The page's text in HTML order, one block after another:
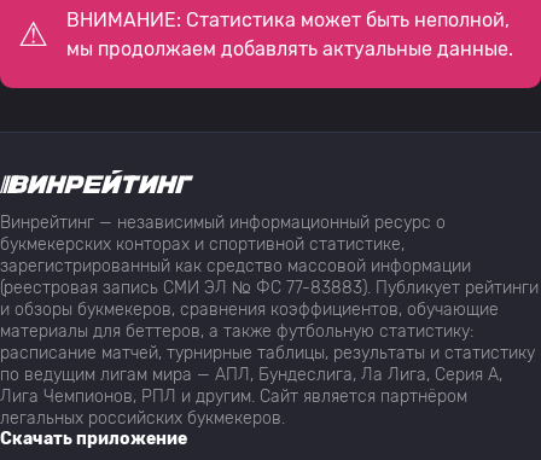
ВНИМАНИЕ: Статистика может быть неполной,
мы продолжаем добавлять актуальные данные.
Винрейтинг — независимый информационный ресурс о
букмекерских конторах и спортивной статистике,
зарегистрированный как средство массовой информации
(реестровая запись СМИ ЭЛ № ФС 77-83883). Публикует рейтинги
и обзоры букмекеров, сравнения коэффициентов, обучающие
материалы для беттеров, а также футбольную статистику:
расписание матчей, турнирные таблицы, результаты и статистику
по ведущим лигам мира — АПЛ, Бундеслига, Ла Лига, Серия А,
Лига Чемпионов, РПЛ и другим. Сайт является партнёром
легальных российских букмекеров.
Скачать приложение